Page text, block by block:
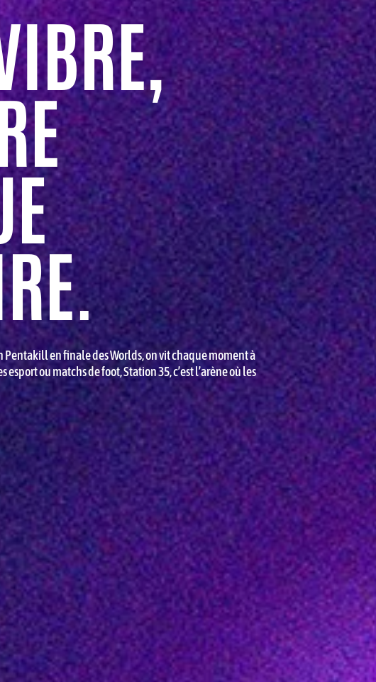
Pentakill en finale des Worlds, on vit chaque moment à
ou matchs de foot, Station 35, c’est l’arène où les